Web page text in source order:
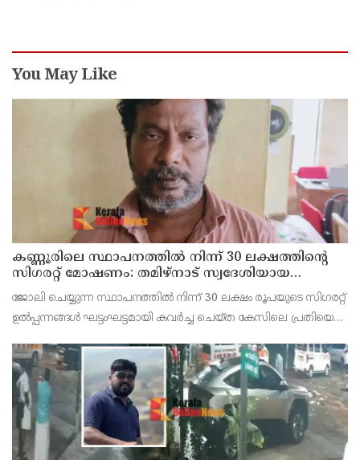
You May Like
കണ്ണൂരിലെ സ്ഥാപനത്തിൽ നിന്ന് 30 ലക്ഷത്തിന്റെ
സിഗരറ്റ് മോഷണം: തമിഴ്‌നാട് സ്വദേശിയായ
സെയിൽസ്മാൻ തെങ്കാശിയിൽ പിടിയിൽ
ജോലി ചെയ്യുന്ന സ്ഥാപനത്തിൽ നിന്ന് 30 ലക്ഷം രൂപയുടെ സിഗരറ്റ്
ഉൽപ്പന്നങ്ങൾ ഘട്ടംഘട്ടമായി കവർച്ച ചെയ്ത കേസിലെ പ്രതിയെ
സ്വദേശിയായ വേൽമുരുകൻ (40) ആണ